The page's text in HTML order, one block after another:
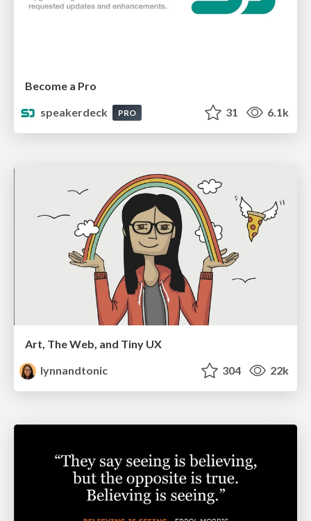
Become a Pro
speakerdeck
PRO 31 6.1k
Art, The Web, and Tiny UX
lynnandtonic
304 22k